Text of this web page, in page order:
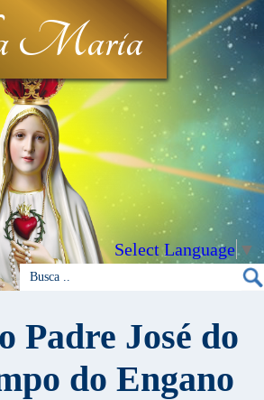
Maria
Select Language▼
Padre José do
do Engano